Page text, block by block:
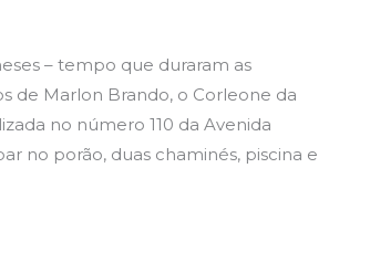
– tempo que duraram as
de Marlon Brando, o Corleone da
no número 110 da Avenida
no porão, duas chaminés, piscina e